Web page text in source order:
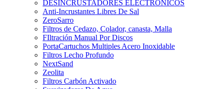
DESINCRUSTADORES ELECTRONICOS
Anti-Incrustantes Libres De Sal
ZeroSarro
Filtros de Cedazo, Colador, canasta, Malla
FIltración Manual Por Discos
PortaCartuchos Multiples Acero Inoxidable
Filtros Lecho Profundo
NextSand
Zeolita
Filtros Carbón Activado